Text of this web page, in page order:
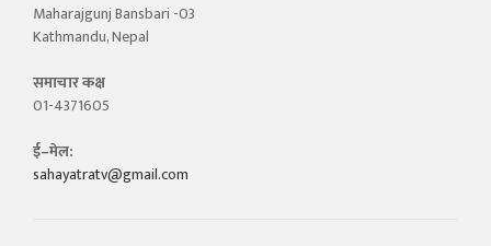
Maharajgunj Bansbari -03
Kathmandu, Nepal
समाचार कक्ष
01-4371605
ई–मेल:
sahayatratv@gmail.com